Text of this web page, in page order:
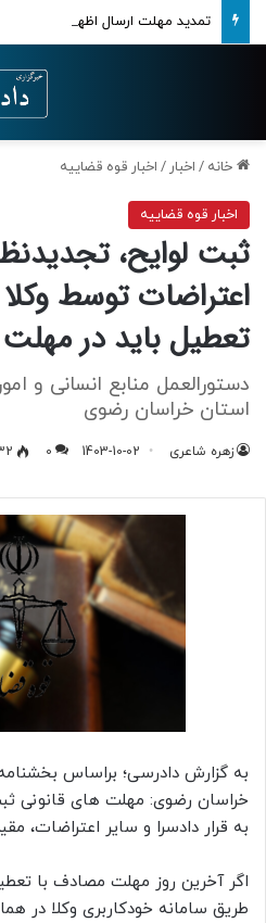
تمدید مهلت ارسال اظهارنامه‌های
خانه / اخبار / اخبار قوه قضاییه
اخبار قوه قضاییه
ثبت لوایح،
اعتراضات توسط
تعطیل باید در
دستورالعمل منابع انسانی و
استان خراسان رضوی
زهره شاعری 1403-10-02
0
به گزارش دادرسی؛ براساس
خراسان رضوی: مهلت های قانونی
به قرار دادسرا و سایر
اگر آخرین روز مهلت مصادف با
طریق سامانه خودکاربری وکلا در